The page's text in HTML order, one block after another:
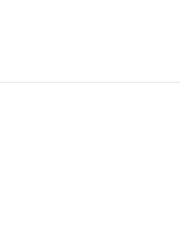
，我們在收到
包裹過大，